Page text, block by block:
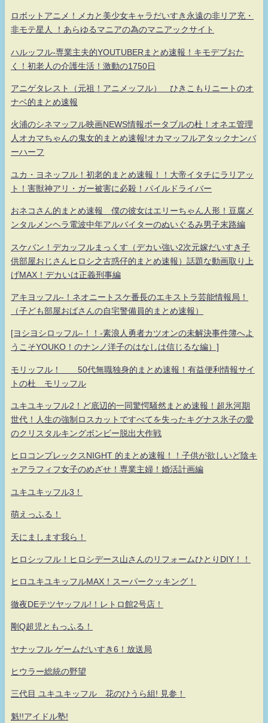
ロボットアニメ！メカと美少女キャラだいすき永遠の非リア充・
非モテ星人 ！あらゆるマニアの為のマニアックサイト
ハルッフル-専業主夫的YOUTUBERまとめ速報！キモデブおた
く！初老人の介護生活！激動の1750日
アニゲタレスト（元祖！アニメッフル） ひきこもりニートのオ
ナベ的まとめ速報
火浦のシネマッフル映画NEWS情報ポータブルの杜！オネエ管理
人オカマちゃんの鬼女的まとめ速報!オカマッフルアタックナンバ
ーハーフ
ユカ・ヨネッフル！初老的まとめ速報！！大帝イタチにラリアッ
ト！害獣神アリ・ガー被害に必殺！パイルドライバー
おネコさん的まとめ速報 僕の彼女はエリーちゃん人形！豆腐メ
ンタルメンヘラ電波中年アルバイターのぬいぐるみ男子末路編
スケバン！デカッフルまっくす（デカい強い2次元嫁だいすき子
供部屋おじさんヒロシ之古惑仔的まとめ速報）話題な動画取り上
げMAX！デカいは正義刑事編
アキヨッフル-！ネオニートスケ番長のエキストラ芸能情報局！
（子ども部屋おばさんの自宅警備員的まとめ速報）
[ヨシヨシロッフル-！！-素浪人勇者カツオンの未解決事件簿へよ
うこそYOUKO！のナンノ洋子のはなしは信じるな編）]
モリッフル！ 50代無職独身的まとめ速報！有益便利情報サイ
トの杜 モリッフル
ユキユキッフル2！ど底辺的一同驚愕騒然まとめ速報！超氷河期
世代！人生の強制ロスカットですべてを失ったキグナス氷子の愛
のクリスタルキングボンビー脱出大作戦
ヒロコンプレックスNIGHT 的まとめ速報！！子供が欲しいど陰キ
ャアラフィフ女子のめざせ！専業主婦！婚活計画編
ユキユキッフル3！
萌えっふる！
天にまします我ら！
ヒロシッフル！ヒロシデース山さんのリフォームひとりDIY！！
ヒロユキユキッフルMAX！スーパークッキング！
徹夜DEテツヤッフル!！レトロ館2号店！
剛Q超児ともっふる！
ヤナッフル ゲームだいすき6！放送局
ヒウラー総統の野望
三代目 ユキユキッフル 花のひうら組! 見参！
魁!!アイドル塾!